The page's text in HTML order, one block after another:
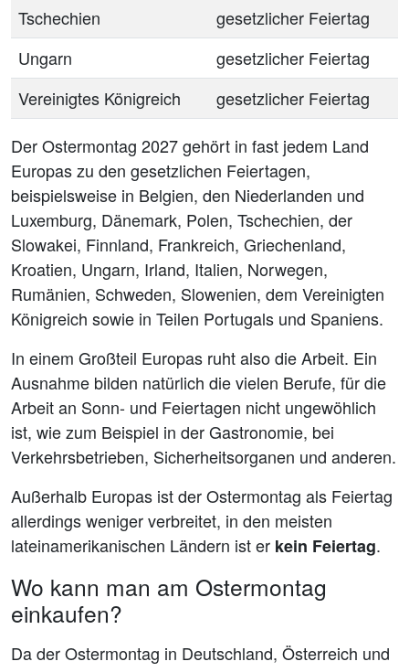
Tschechien
gesetzlicher Feiertag
Ungarn
gesetzlicher Feiertag
Vereinigtes Königreich
gesetzlicher Feiertag
Der Ostermontag 2027 gehört in fast jedem Land
Europas zu den gesetzlichen Feiertagen,
beispielsweise in Belgien, den Niederlanden und
Luxemburg, Dänemark, Polen, Tschechien, der
Slowakei, Finnland, Frankreich, Griechenland,
Kroatien, Ungarn, Irland, Italien, Norwegen,
Rumänien, Schweden, Slowenien, dem Vereinigten
Königreich sowie in Teilen Portugals und Spaniens.
In einem Großteil Europas ruht also die Arbeit. Ein
Ausnahme bilden natürlich die vielen Berufe, für die
Arbeit an Sonn- und Feiertagen nicht ungewöhlich
ist, wie zum Beispiel in der Gastronomie, bei
Verkehrsbetrieben, Sicherheitsorganen und anderen.
Außerhalb Europas ist der Ostermontag als Feiertag
allerdings weniger verbreitet, in den meisten
lateinamerikanischen Ländern ist er kein Feiertag.
Wo kann man am Ostermontag
einkaufen?
Da der Ostermontag in Deutschland, Österreich und